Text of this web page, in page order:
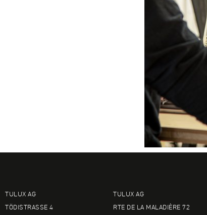
TULUX AG
TÖDISTRASSE 4
TULUX AG
RTE DE LA MALADIÈRE 72